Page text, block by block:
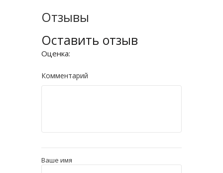
Отзывы
Оставить отзыв
Оценка:
Комментарий
Ваше имя